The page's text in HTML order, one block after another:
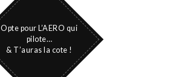
Opte pour L’AERO qui
pilote…
& T’auras la cote !